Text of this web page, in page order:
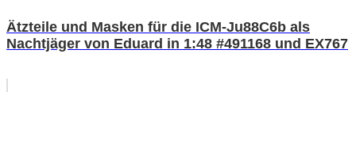
Ätzteile und Masken für die ICM-Ju88C6b als
Nachtjäger von Eduard in 1:48 #491168 und EX767